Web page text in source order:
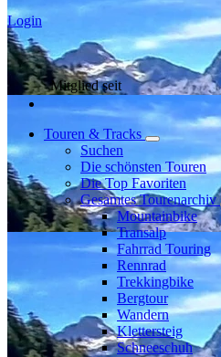
Login
Mitglied seit
Touren & Tracks
Suchen
Die schönsten Touren
Die Top Favoriten
Gesamtes Tourenarchiv
Mountainbike
Transalp
Fahrrad Touring
Rennrad
Trekkingbike
Bergtour
Wandern
Klettersteig
Schneeschuh